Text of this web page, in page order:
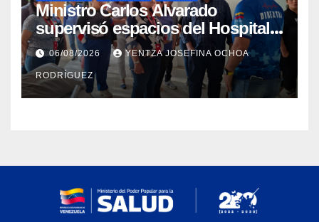
Ministro Carlos Alvarado
supervisó espacios del Hospital
Dermatológico Dr. Martín Vegas
en La Guaira
06/08/2026 YENTZA JOSEFINA OCHOA
RODRÍGUEZ